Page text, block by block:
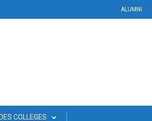
ALUMNI
COLLEGES